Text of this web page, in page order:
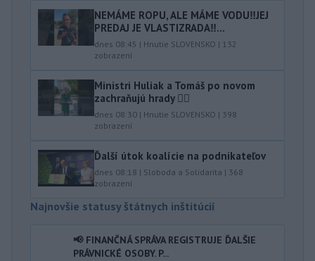
NEMÁME ROPU, ALE MÁME VODU‼️JEJ
PREDAJ JE VLASTIZRADA‼️...
dnes 08:45 | Hnutie SLOVENSKO | 132
zobrazení
Ministri Huliak a Tomáš po novom
zachraňujú hrady 🤦‍♂️
dnes 08:30 | Hnutie SLOVENSKO | 398
zobrazení
Ďalší útok koalície na podnikateľov
dnes 08:18 | Sloboda a Solidarita | 368
zobrazení
Najnovšie statusy štátnych inštitúcií
📢 FINANČNÁ SPRÁVA REGISTRUJE ĎALŠIE
PRÁVNICKÉ OSOBY. P...